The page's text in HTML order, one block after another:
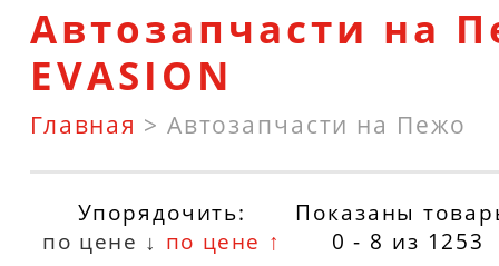
Автозапчасти на
EVASION
Главная > Автозапчасти на Пежо
Упорядочить:
по цене ↓ по цене ↑
Показаны
0 - 8 из 1253